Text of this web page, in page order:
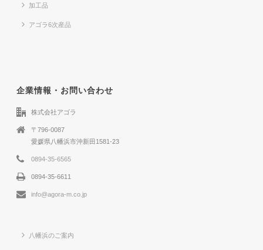
加工品
アゴラ6次産品
企業情報・お問い合わせ
株式会社アゴラ
〒796-0087
愛媛県八幡浜市沖新田1581-23
0894-35-6565
0894-35-6611
info@agora-m.co.jp
八幡浜のご案内